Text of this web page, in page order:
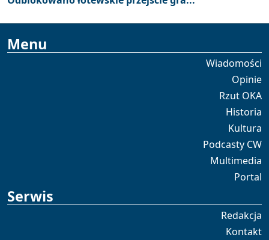
Menu
Wiadomości
Opinie
Rzut OKA
Historia
Kultura
Podcasty CW
Multimedia
Portal
Serwis
Redakcja
Kontakt